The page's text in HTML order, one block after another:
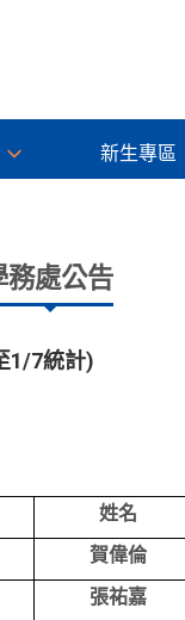
新生專區
務處公告
1/7統計)
姓名
賀偉倫
張祐嘉